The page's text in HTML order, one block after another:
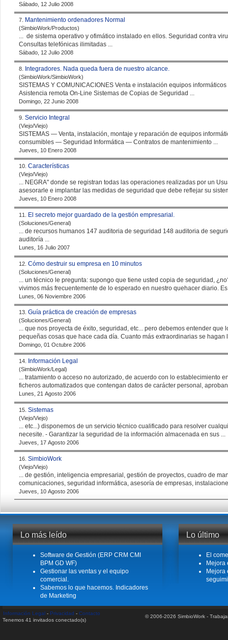
Sábado, 12 Julio 2008
7. Mantenimiento ordenadores Normal
(SimbioWork/Productos)
... de sistema operativo y ofimático instalado en ellos. Seguridad
Consultas telefónicas ilimitadas ...
Sábado, 12 Julio 2008
8. Integradores. Nada queda fuera de nuestro alcance.
(SimbioWork/SimbioWork)
Asistencia remota On-Line Sistemas de Copias de Seguridad ...
Domingo, 22 Junio 2008
9. Servicio Integral
(Viejo/Viejo)
SISTEMAS — Venta, instalación, montaje y reparación de equipos informáticos y redes de comunicaciones — Venta de
consumibles — Seguridad Informática — Contratos de mantenimiento ...
Jueves, 10 Enero 2008
10. Características
(Viejo/Viejo)
... NEGRA" donde se registran todas las operaciones realizadas por un
asesorarle e implantar las medidas de seguridad que debe reflejar su
Jueves, 10 Enero 2008
11. El secreto mejor guardado de la gestión empresarial.
(Soluciones/General)
... de recursos humanos 147 auditoria de seguridad 148 auditoria de
auditoría ...
Lunes, 16 Julio 2007
12. Cómo destruir su empresa en 10 minutos
(Soluciones/General)
... un técnico le pregunta: supongo que tiene usted copia de seguridad , ¿no?... Hasta aquí dejamos
vivimos más frecuentemente de lo esperado en nuestro quehacer diario.
Lunes, 06 Noviembre 2006
13. Guía práctica de creación de empresas
(Soluciones/General)
... que nos proyecta de éxito, seguridad , etc... pero debemos entender que
pequeñas cosas que hace cada día. Cuanto más extraordinarias se hagan
Domingo, 01 Octubre 2006
14. Información Legal
(SimbioWork/Legal)
... tratamiento o acceso no autorizado, de acuerdo con lo establecimiento
ficheros automatizados que contengan datos de carácter personal,
Lunes, 21 Agosto 2006
15. Sistemas
(Viejo/Viejo)
... etc...) disponemos de un servicio técnico cualificado para resolver
necesite. - Garantizar la seguridad de la información almacenada en sus ...
Jueves, 17 Agosto 2006
16. SimbioWork
(Viejo/Viejo)
... de gestión, inteligencia empresarial, gestión de proyectos, cuadro de
comunicaciones, seguridad informática, asesoría de empresas,
Jueves, 10 Agosto 2006
Lo más leído
Software de Gestión (ERP CRM CMI
BPM GD WF)
Gestionar las ventas y el equipo
comercial.
Sabemos lo que hacemos. Indicadores
de Marketing
Lo último
El
Mejora
Mejora
Información Legal - Privacidad - Contacto
Tenemos 41 invitados conectado(s)
© 2006-2026 SimbioWork -